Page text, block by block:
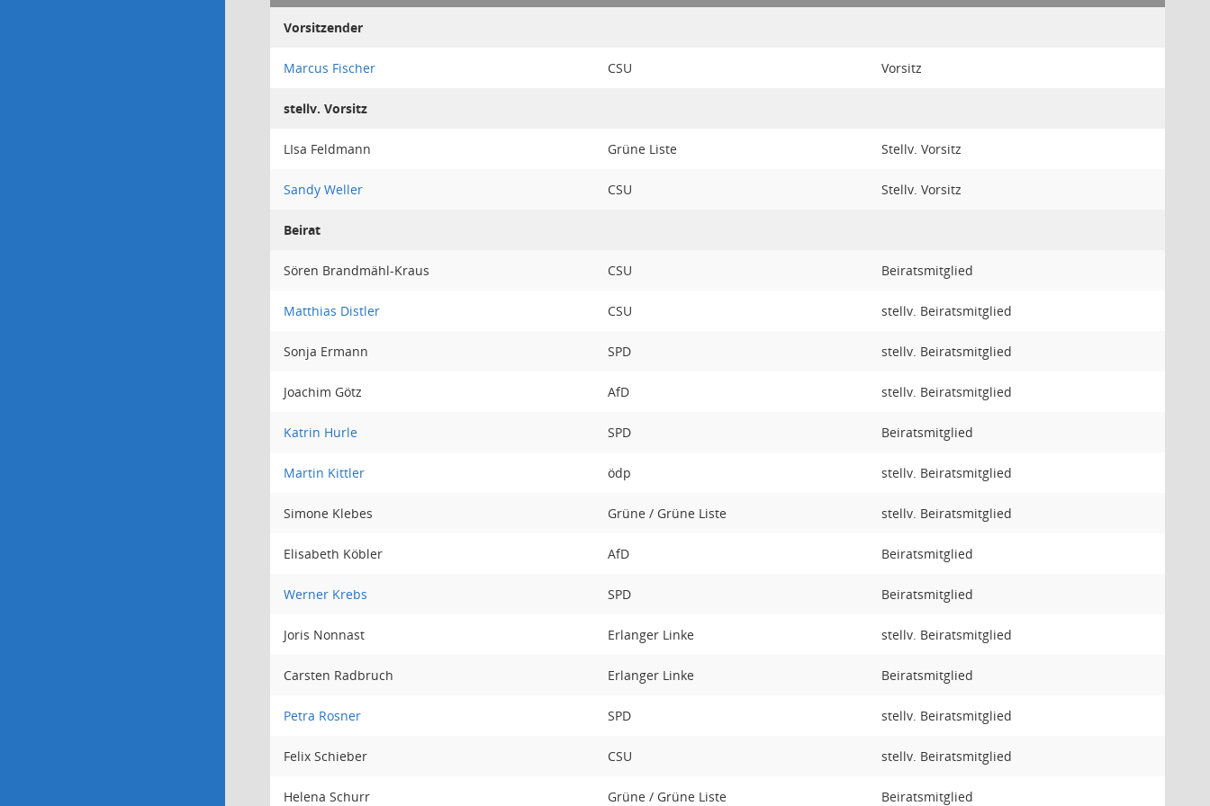
Vorsitzender
Marcus Fischer CSU Vorsitz
stellv. Vorsitz
LIsa Feldmann Grüne Liste Stellv. Vorsitz
Sandy Weller CSU Stellv. Vorsitz
Beirat
Sören Brandmähl-Kraus CSU Beiratsmitglied
Matthias Distler CSU stellv. Beiratsmitglied
Sonja Ermann SPD stellv. Beiratsmitglied
Joachim Götz AfD stellv. Beiratsmitglied
Katrin Hurle SPD Beiratsmitglied
Martin Kittler ödp stellv. Beiratsmitglied
Simone Klebes Grüne / Grüne Liste stellv. Beiratsmitglied
Elisabeth Köbler AfD Beiratsmitglied
Werner Krebs SPD Beiratsmitglied
Joris Nonnast Erlanger Linke stellv. Beiratsmitglied
Carsten Radbruch Erlanger Linke Beiratsmitglied
Petra Rosner SPD stellv. Beiratsmitglied
Felix Schieber CSU stellv. Beiratsmitglied
Helena Schurr Grüne / Grüne Liste Beiratsmitglied